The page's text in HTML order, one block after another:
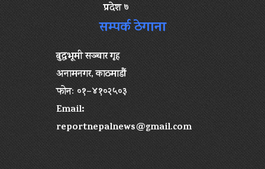
प्रदेश ७
सम्पर्क ठेगाना
बुद्धभूमी सञ्चार गृह
अनामनगर, काठमाडौं
फोनः ०१–४१०२५०३
Email:
reportnepalnews@gmail.com